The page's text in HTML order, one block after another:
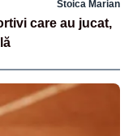
Stoica Marian
care au jucat,